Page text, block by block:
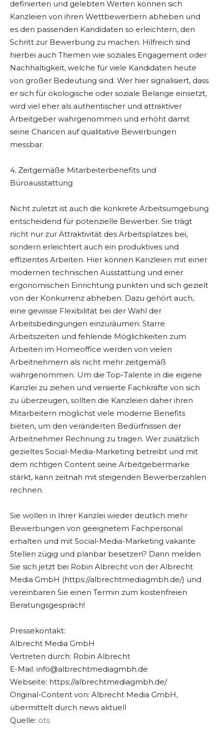
definierten und gelebten Werten können sich
Kanzleien von ihren Wettbewerbern abheben und
es den passenden Kandidaten so erleichtern, den
Schritt zur Bewerbung zu machen. Hilfreich sind
hierbei auch Themen wie soziales Engagement oder
Nachhaltigkeit, welche für viele Kandidaten heute
von großer Bedeutung sind. Wer hier signalisiert, dass
er sich für ökologische oder soziale Belange einsetzt,
wird viel eher als authentischer und attraktiver
Arbeitgeber wahrgenommen und erhöht damit
seine Chancen auf qualitative Bewerbungen
messbar.
4. Zeitgemäße Mitarbeiterbenefits und
Büroausstattung
Nicht zuletzt ist auch die konkrete Arbeitsumgebung
entscheidend für potenzielle Bewerber. Sie trägt
nicht nur zur Attraktivität des Arbeitsplatzes bei,
sondern erleichtert auch ein produktives und
effizientes Arbeiten. Hier können Kanzleien mit einer
modernen technischen Ausstattung und einer
ergonomischen Einrichtung punkten und sich gezielt
von der Konkurrenz abheben. Dazu gehört auch,
eine gewisse Flexibilität bei der Wahl der
Arbeitsbedingungen einzuräumen: Starre
Arbeitszeiten und fehlende Möglichkeiten zum
Arbeiten im Homeoffice werden von vielen
Arbeitnehmern als nicht mehr zeitgemäß
wahrgenommen. Um die Top-Talente in die eigene
Kanzlei zu ziehen und versierte Fachkräfte von sich
zu überzeugen, sollten die Kanzleien daher ihren
Mitarbeitern möglichst viele moderne Benefits
bieten, um den veränderten Bedürfnissen der
Arbeitnehmer Rechnung zu tragen. Wer zusätzlich
gezieltes Social-Media-Marketing betreibt und mit
dem richtigen Content seine Arbeitgebermarke
stärkt, kann zeitnah mit steigenden Bewerberzahlen
rechnen.
Sie wollen in Ihrer Kanzlei wieder deutlich mehr
Bewerbungen von geeignetem Fachpersonal
erhalten und mit Social-Media-Marketing vakante
Stellen zügig und planbar besetzen? Dann melden
Sie sich jetzt bei Robin Albrecht von der Albrecht
Media GmbH (https://albrechtmediagmbh.de/) und
vereinbaren Sie einen Termin zum kostenfreien
Beratungsgespräch!
Pressekontakt:
Albrecht Media GmbH
Vertreten durch: Robin Albrecht
E-Mail: info@albrechtmediagmbh.de
Webseite: https://albrechtmediagmbh.de/
Original-Content von: Albrecht Media GmbH,
übermittelt durch news aktuell
Quelle: ots